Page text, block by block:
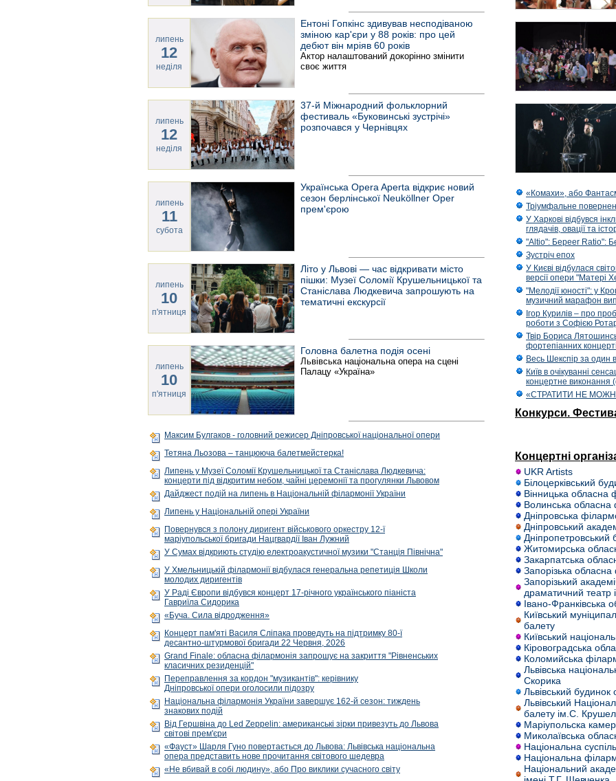
липень
12
неділя
Ентоні Гопкінс здивував несподіваною
зміною кар'єри у 88 років: про цей
дебют він мріяв 60 років
Актор налаштований докорінно змінити
своє життя
липень
12
неділя
37-й Міжнародний фольклорний
фестиваль «Буковинські зустрічі»
розпочався у Чернівцях
липень
11
субота
Українська Opera Aperta відкриє новий
сезон берлінської Neuköllner Oper
прем'єрою
липень
10
п'ятниця
Літо у Львові — час відкривати місто
пішки: Музеї Соломії Крушельницької та
Станіслава Людкевича запрошують на
тематичні екскурсії
липень
10
п'ятниця
Головна балетна подія осені
Львівська національна опера на сцені
Палацу «Україна»
Максим Булгаков - головний режисер Дніпровської національної опери
Тетяна Льозова – танцююча балетмейстерка!
Липень у Музеї Соломії Крушельницької та Станіслава Людкевича:
концерти під відкритим небом, чайні церемонії та прогулянки Львовом
Дайджест подій на липень в Національній філармонії України
Липень у Національній опері України
Повернувся з полону диригент військового оркестру 12-ї
маріупольської бригади Нацгвардії Іван Лужний
У Сумах відкриють студію електроакустичної музики "Станція Північна"
У Хмельницькій філармонії відбулася генеральна репетиція Школи
молодих диригентів
У Раді Європи відбувся концерт 17-річного українського піаніста
Гавриїла Сидорика
«Буча. Сила відродження»
Концерт пам'яті Василя Сліпака проведуть на підтримку 80-ї
десантно-штурмової бригади 22 Червня, 2026
Grand Finale: обласна філармонія запрошує на закриття "Рівненських
класичних резиденцій"
Переправлення за кордон "музикантів": керівнику
Дніпровської опери оголосили підозру
Національна філармонія України завершує 162-й сезон: тиждень
знакових подій
Від Гершвіна до Led Zeppelin: американські зірки привезуть до Львова
світові прем'єри
«Фауст» Шарля Гуно повертається до Львова: Львівська національна
опера представить нове прочитання світового шедевра
«Не вбивай в собі людину», або Про виклики сучасного світу
«Комахи», або
Тріумфальне
У Харкові відбувся
глядачів, овації та
"Altio": Береer Ratio":
Зустріч епох
У Києві відбулася
версії опери "Матері
"Мелодії юності": у
музичний марафон
Ігор Курилів – про
роботи з Софією
Твір Бориса
фортепіанних
Весь Шекспір за один
Київ в очікуванні
концертне виконання
«СТРАТИТИ НЕ
Конкурси.
Концертні
UKR Artists
Білоцерківський
Вінницька обласна
Волинська обласна
Дніпровська
Дніпровський
Дніпропетровський
Житомирська
Закарпатська
Запорізька
Запорізький
драматичний театр
Івано-Франківська
Київський
балету
Київський
Кіровоградська
Коломийська
Львівська
Скорика
Львівський будинок
Львівський
балету ім.С.
Маріупольска
Миколаївська
Національна
Національна
Національний